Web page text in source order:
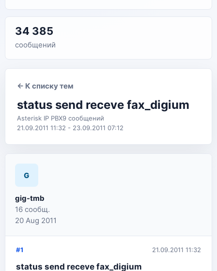
34 385
сообщений
← К списку тем
status send receve fax_digium
Asterisk IP PBX9 сообщений
21.09.2011 11:32 - 23.09.2011 07:12
G
gig-tmb
16 сообщ.
20 Aug 2011
#1 21.09.2011 11:32
status send receve fax_digium